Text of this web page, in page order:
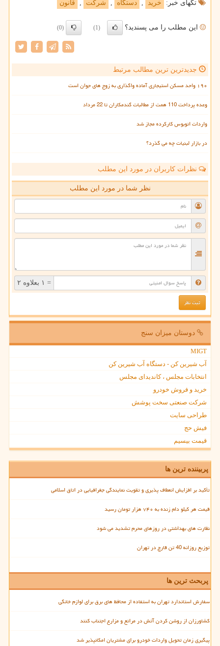
تگهای خبر: خرید , دستگاه , شركت , قانون
این مطلب را می پسندید؟ (1)
(0)
جدیدترین ترین مطالب مرتبط
۱۹۰ واحد مسکن استیجاری آماده واگذاری به زوج های جوان است
وعده پرداخت 110 همت از مطالبات گندمکاران تا 22 مرداد
واردات اتوبوس کارکرده مجاز شد
در بازار لبنیات چه می گذرد؟
نظرات کاربران در مورد این مطلب
نظر شما در مورد این مطلب
= ۱ بعلاوه ۲
دوستان میزان سنج
MIGT
آب شیرین کن - دستگاه آب شیرین کن
انتخابات مجلس ، کاندیدای مجلس
خرید و فروش خودرو
شرکت صنعتی سخت پوشش
طراحی سایت
فیش حج
قیمت بیسیم
پربیننده ترین ها
تأکید بر افزایش انعطاف پذیری و تقویت نمایندگی جغرافیایی در اتاق اسلامی
قیمت هر کیلو دام زنده به ۷۴۰ هزار تومان رسید
نظارت های بهداشتی در روزهای محرم تشدید می شود
توزیع روزانه 40 تن قارچ در تهران
پربحث ترین ها
سفارش استاندارد تهران به استفاده از محافظ های برق برای لوازم خانگی
کشاورزان از روشن کردن آتش در مراتع و مزارع اجتناب کنند
پیگیری زمان تحویل واردات خودرو برای مشتریان امکانپذیر شد